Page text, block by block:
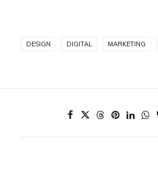
DESIGN DIGITAL MARKETING